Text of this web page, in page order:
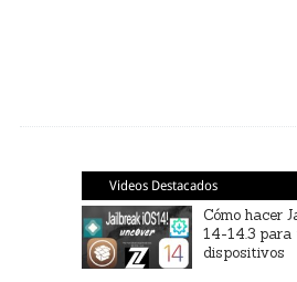
Videos Destacados
Cómo hacer
14-14.3 para
dispositivos